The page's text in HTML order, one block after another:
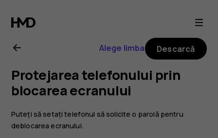
Ghid
de
utilizare
Nokia
6.2
Alege limba Descarcă
Protejarea telefonului prin
blocarea ecranului
Puteți să setați telefonul să solicite o parolă pentru
deblocarea ecranului.